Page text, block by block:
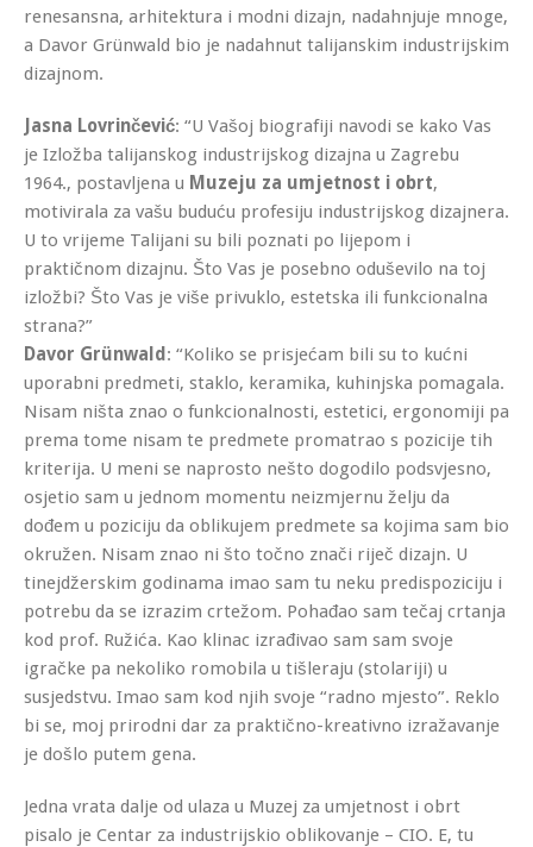
renesansna, arhitektura i modni dizajn, nadahnjuje mnoge,
a Davor Grünwald bio je nadahnut talijanskim industrijskim
dizajnom.
Jasna Lovrinčević: “U Vašoj biografiji navodi se kako Vas
je Izložba talijanskog industrijskog dizajna u Zagrebu
1964., postavljena u Muzeju za umjetnost i obrt,
motivirala za vašu buduću profesiju industrijskog dizajnera.
U to vrijeme Talijani su bili poznati po lijepom i
praktičnom dizajnu. Što Vas je posebno oduševilo na toj
izložbi? Što Vas je više privuklo, estetska ili funkcionalna
strana?”
Davor Grünwald : “Koliko se prisjećam bili su to kućni
uporabni predmeti, staklo, keramika, kuhinjska pomagala.
Nisam ništa znao o funkcionalnosti, estetici, ergonomiji pa
prema tome nisam te predmete promatrao s pozicije tih
kriterija. U meni se naprosto nešto dogodilo podsvjesno,
osjetio sam u jednom momentu neizmjernu želju da
dođem u poziciju da oblikujem predmete sa kojima sam bio
okružen. Nisam znao ni što točno znači riječ dizajn. U
tinejdžerskim godinama imao sam tu neku predispoziciju i
potrebu da se izrazim crtežom. Pohađao sam tečaj crtanja
kod prof. Ružića. Kao klinac izrađivao sam sam svoje
igračke pa nekoliko romobila u tišleraju (stolariji) u
susjedstvu. Imao sam kod njih svoje “radno mjesto”. Reklo
bi se, moj prirodni dar za praktično-kreativno izražavanje
je došlo putem gena.
Jedna vrata dalje od ulaza u Muzej za umjetnost i obrt
pisalo je Centar za industrijskio oblikovanje – CIO. E, tu